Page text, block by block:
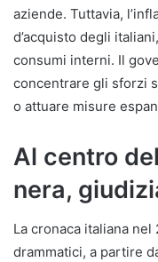
aziende. Tuttavia,
d’acquisto degli
consumi interni. Il
concentrare gli sforzi
o attuare misure
Al centro
nera,
La cronaca italiana
drammatici, a partire